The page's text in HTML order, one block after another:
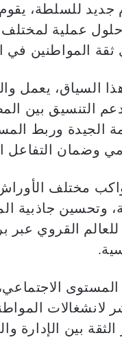
جديد للسلطة،
عملية لمختلف
ثقة المواطنين
السياق، يعمل
التنسيق بين
الجيدة وربط
وضمان التفاعل
مختلف الأوراش
وتحسين جاذبية
القروي عبر
الاجتماعي،
لانشغالات
بين الإدارة